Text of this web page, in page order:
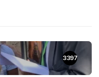
3397